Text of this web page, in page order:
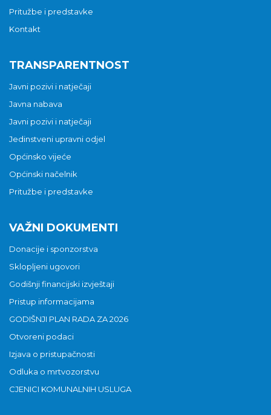
Pritužbe i predstavke
Kontakt
TRANSPARENTNOST
Javni pozivi i natječaji
Javna nabava
Javni pozivi i natječaji
Jedinstveni upravni odjel
Općinsko vijeće
Općinski načelnik
Pritužbe i predstavke
VAŽNI DOKUMENTI
Donacije i sponzorstva
Sklopljeni ugovori
Godišnji financijski izvještaji
Pristup informacijama
GODIŠNJI PLAN RADA ZA 2026
Otvoreni podaci
Izjava o pristupačnosti
Odluka o mrtvozorstvu
CJENICI KOMUNALNIH USLUGA